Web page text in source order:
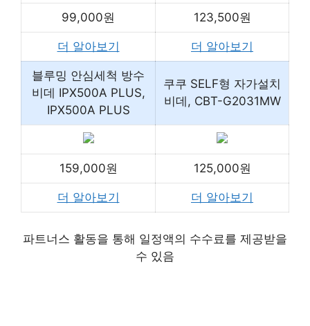
99,000원 123,500원
더 알아보기 더 알아보기
블루밍 안심세척 방수
비데 IPX500A PLUS,
IPX500A PLUS
쿠쿠 SELF형 자가설치
비데, CBT-G2031MW
159,000원 125,000원
더 알아보기 더 알아보기
파트너스 활동을 통해 일정액의 수수료를 제공받을
수 있음